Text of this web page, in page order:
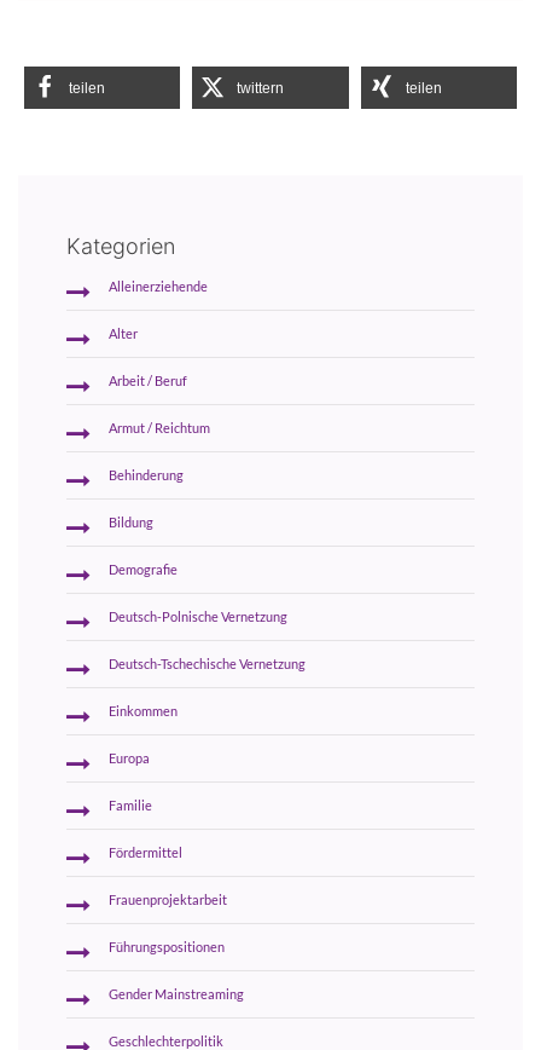
teilen twittern teilen
Kategorien
Alleinerziehende
Alter
Arbeit / Beruf
Armut / Reichtum
Behinderung
Bildung
Demografie
Deutsch-Polnische Vernetzung
Deutsch-Tschechische Vernetzung
Einkommen
Europa
Familie
Fördermittel
Frauenprojektarbeit
Führungspositionen
Gender Mainstreaming
Geschlechterpolitik